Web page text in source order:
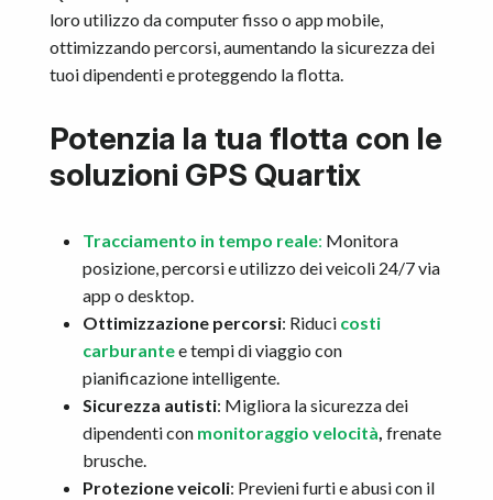
loro utilizzo da computer fisso o app mobile,
ottimizzando percorsi, aumentando la sicurezza dei
tuoi dipendenti e proteggendo la flotta.
Potenzia la tua flotta con le
soluzioni GPS Quartix
Tracciamento in tempo reale: Monitora
posizione, percorsi e utilizzo dei veicoli 24/7 via
app o desktop.
Ottimizzazione percorsi: Riduci costi
carburantee tempi di viaggio con
pianificazione intelligente.
Sicurezza autisti: Migliora la sicurezza dei
dipendenti con monitoraggio velocità, frenate
brusche.
Protezione veicoli: Previeni furti e abusi con il